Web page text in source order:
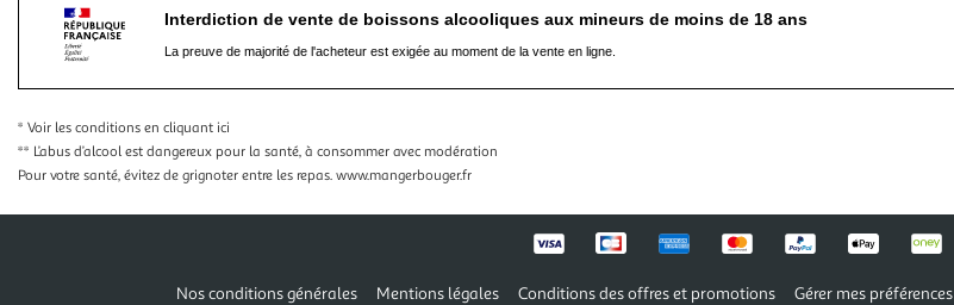
Interdiction de vente de boissons alcooliques aux mineurs de moins de 18 ans
La preuve de majorité de l'acheteur est exigée au moment de la vente en ligne.
* Voir les conditions en cliquant ici
** L’abus d’alcool est dangereux pour la santé, à consommer avec modération
Pour votre santé, évitez de grignoter entre les repas. www.mangerbouger.fr
Nos conditions générales Mentions légales Conditions des offres et promotions Gérer mes préférences